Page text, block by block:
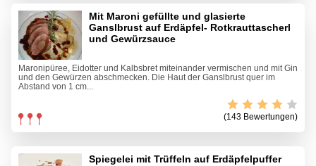
Mit Maroni gefüllte und glasierte
Ganslbrust auf Erdäpfel- Rotkrauttascherl
und Gewürzsauce
Maronipüree, Eidotter und Kalbsbret miteinander vermischen und mit Gin
und den Gewürzen abschmecken. Die Haut der Ganslbrust quer im
Abstand von 1 cm...
(143 Bewertungen)
Spiegelei mit Trüffeln auf Erdäpfelpuffer